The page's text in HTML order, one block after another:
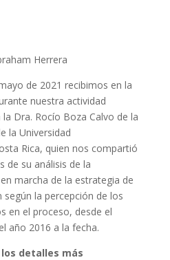
Herrera
de 2021 recibimos en la
nuestra actividad
la Dra. Rocío Boza Calvo de la
la Universidad
Rica, quien nos compartió
de su análisis de la
marcha de la estrategia de
la percepción de los
en el proceso, desde el
año 2016 a la fecha.
detalles más